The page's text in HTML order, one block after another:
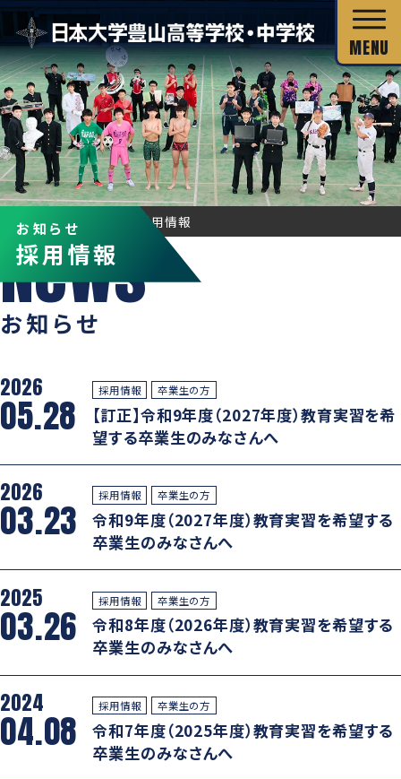
校長あいさつ
教育目標
スクール・ミッション
沿革・校歌
施設・設備
日本大学について
数字で見る豊山
独自の教育システム
グローバル教育
カリキュラム・シラバス
年間行事
制服紹介
部活動
豊山生の一日
生徒座談会
学校案内パンフレット
学則
教科の特長
グローバル教育
進学コース
特進コース
スポーツコース
年間行事
制服紹介
部活動
生徒座談会
学校案内パンフレット
キャリア教育
進路指導
進学実績
合格者インタビュー
進路新聞Compass
活躍するOB
お知らせ
採用情報
HOME お知らせ 採用情報
お知らせ
2026
05.28
採用情報 卒業生の方
【訂正】令和9年度（2027年度）教育実習を希
望する卒業生のみなさんへ
2026
03.23
採用情報 卒業生の方
令和9年度（2027年度）教育実習を希望する
卒業生のみなさんへ
2025
03.26
採用情報 卒業生の方
令和8年度（2026年度）教育実習を希望する
卒業生のみなさんへ
2024
04.08
採用情報 卒業生の方
令和7年度（2025年度）教育実習を希望する
卒業生のみなさんへ